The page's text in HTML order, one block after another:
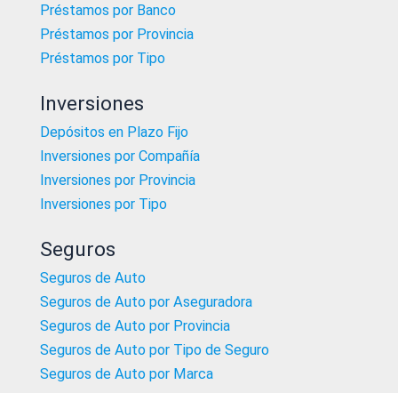
Préstamos por Banco
Préstamos por Provincia
Préstamos por Tipo
Inversiones
Depósitos en Plazo Fijo
Inversiones por Compañía
Inversiones por Provincia
Inversiones por Tipo
Seguros
Seguros de Auto
Seguros de Auto por Aseguradora
Seguros de Auto por Provincia
Seguros de Auto por Tipo de Seguro
Seguros de Auto por Marca